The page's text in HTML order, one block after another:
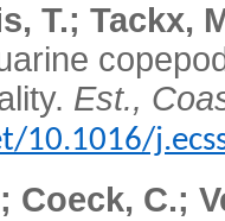
T.; Tackx,
Est.,
10.1016/
Coeck, C.;